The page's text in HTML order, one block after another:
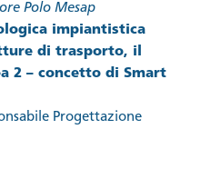
Polo Mesap
impiantistica
di trasporto, il
2 – concetto di Smart
Progettazione